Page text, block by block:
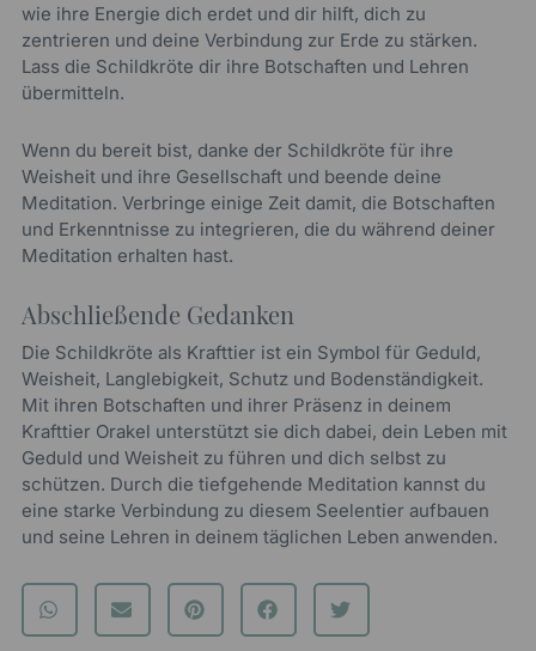
wie ihre Energie dich erdet und dir hilft, dich zu
zentrieren und deine Verbindung zur Erde zu stärken.
Lass die Schildkröte dir ihre Botschaften und Lehren
übermitteln.
Wenn du bereit bist, danke der Schildkröte für ihre
Weisheit und ihre Gesellschaft und beende deine
Meditation. Verbringe einige Zeit damit, die Botschaften
und Erkenntnisse zu integrieren, die du während deiner
Meditation erhalten hast.
Abschließende Gedanken
Die Schildkröte als Krafttier ist ein Symbol für Geduld,
Weisheit, Langlebigkeit, Schutz und Bodenständigkeit.
Mit ihren Botschaften und ihrer Präsenz in deinem
Krafttier Orakel unterstützt sie dich dabei, dein Leben mit
Geduld und Weisheit zu führen und dich selbst zu
schützen. Durch die tiefgehende Meditation kannst du
eine starke Verbindung zu diesem Seelentier aufbauen
und seine Lehren in deinem täglichen Leben anwenden.